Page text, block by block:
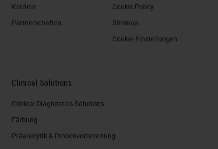
Karriere
Partnerschaften
Cookie Policy
Sitemap
Cookie-Einstellungen
Clinical Solutions
Clinical Diagnostics Solutions
Färbung
Präanalytik & Probenvorbereitung